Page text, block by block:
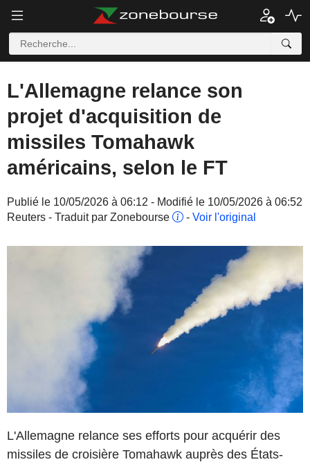
L'Allemagne relance son
projet d'acquisition de
missiles Tomahawk
américains, selon le FT
Publié le 10/05/2026 à 06:12 - Modifié le 10/05/2026 à 06:52
Reuters - Traduit par Zonebourse
- Voir l'original
L'Allemagne relance ses efforts pour acquérir des
missiles de croisière Tomahawk auprès des États-